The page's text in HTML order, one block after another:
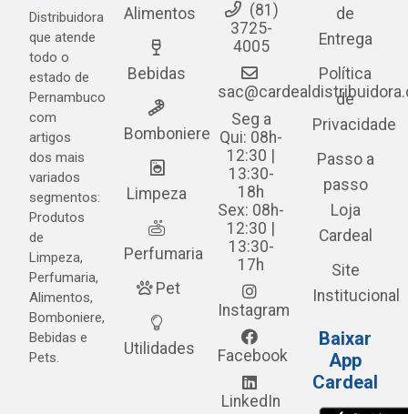
Distribuidora
que atende
todo o
estado de
Pernambuco
com
artigos
dos mais
variados
segmentos:
Produtos
de
Limpeza,
Perfumaria,
Alimentos,
Bomboniere,
Bebidas e
Pets.
Alimentos
Bebidas
Bomboniere
Limpeza
Perfumaria
Pet
Utilidades
(81)
3725-
4005
Seg a
Qui: 08h-
12:30 |
13:30-
18h
Sex: 08h-
12:30 |
13:30-
17h
Instagram
Facebook
LinkedIn
de
Entrega
Política
de
Privacidade
Passo a
passo
Loja
Cardeal
Site
Institucional
Baixar
App
Cardeal